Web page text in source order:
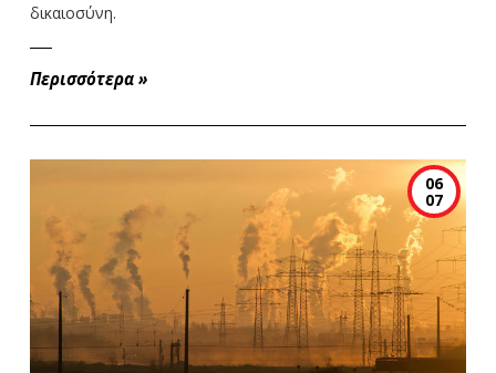
δικαιοσύνη.
Περισσότερα »
06
07